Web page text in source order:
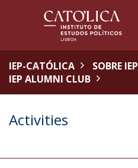
IEP-CATÓLICA SOBRE IEP
IEP ALUMNI CLUB
Activities